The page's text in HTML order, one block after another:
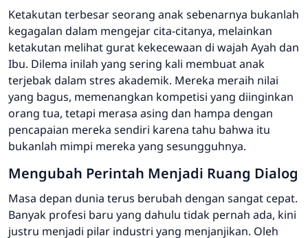
Ketakutan terbesar seorang anak sebenarnya bukanlah
kegagalan dalam mengejar cita-citanya, melainkan
ketakutan melihat gurat kekecewaan di wajah Ayah dan
Ibu. Dilema inilah yang sering kali membuat anak
terjebak dalam stres akademik. Mereka meraih nilai
yang bagus, memenangkan kompetisi yang diinginkan
orang tua, tetapi merasa asing dan hampa dengan
pencapaian mereka sendiri karena tahu bahwa itu
bukanlah mimpi mereka yang sesungguhnya.
Mengubah Perintah Menjadi Ruang Dialog
Masa depan dunia terus berubah dengan sangat cepat.
Banyak profesi baru yang dahulu tidak pernah ada, kini
justru menjadi pilar industri yang menjanjikan. Oleh